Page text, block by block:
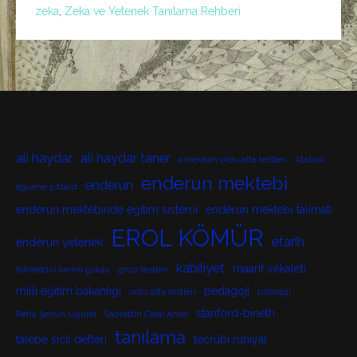
zeka Zeka ve Yetenek Tanılama Rehberi
ali haydar ali haydar taner amerikan ordu alfa testleri Atatürk
eguene pittard enderun enderun mektebi
enderun mektebinde eğitim sistemi enderun mektebi talimatı
enderun yetenek EROL KÖMÜR etarih
fahreddin kerim gökay grup testleri kabiliyet
maarif vekaleti
milli eğitim bakanlığı
ordu alfa testleri pedagoji psikoloji
Refia Şemin Uğurel Sadrettin Celal Antel stanford-bineth
talebe sicil defteri tanılama tecrübi ruhiyat